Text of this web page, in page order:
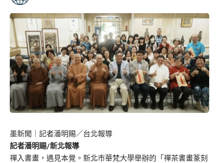
墨新聞 ｜記者潘明賜／台北報導
記者潘明賜/新北報導
禪入書畫，遇見本覺。新北市華梵大學舉辦的「禪茶書畫篆刻